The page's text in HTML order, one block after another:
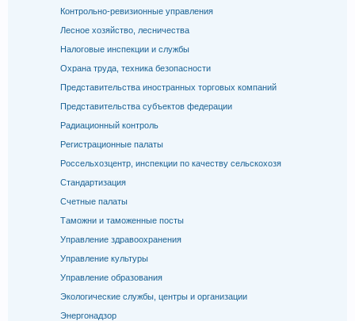
Контрольно-ревизионные управления
Лесное хозяйство, лесничества
Налоговые инспекции и службы
Охрана труда, техника безопасности
Представительства иностранных торговых компаний
Представительства субъектов федерации
Радиационный контроль
Регистрационные палаты
Россельхозцентр, инспекции по качеству сельскохозя
Стандартизация
Счетные палаты
Таможни и таможенные посты
Управление здравоохранения
Управление культуры
Управление образования
Экологические службы, центры и организации
Энергонадзор